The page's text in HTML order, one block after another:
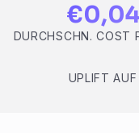
€0,04
DURCHSCHN. COST
UPLIFT